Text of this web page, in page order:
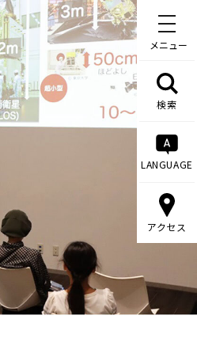
メニュー
検索
LANGUAGE
アクセス